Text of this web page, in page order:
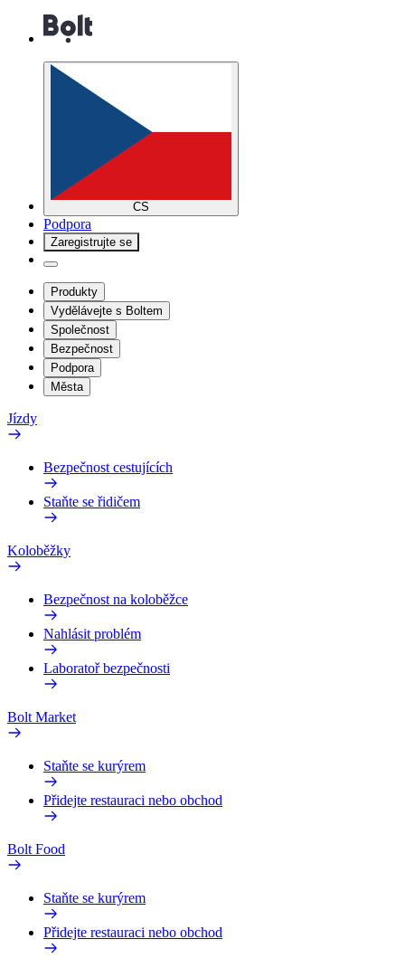
CS
Podpora
Zaregistrujte se
Produkty
Vydělávejte s Boltem
Společnost
Bezpečnost
Podpora
Města
Jízdy
Bezpečnost cestujících
Staňte se řidičem
Koloběžky
Bezpečnost na koloběžce
Nahlásit problém
Laboratoř bezpečnosti
Bolt Market
Staňte se kurýrem
Přidejte restauraci nebo obchod
Bolt Food
Staňte se kurýrem
Přidejte restauraci nebo obchod